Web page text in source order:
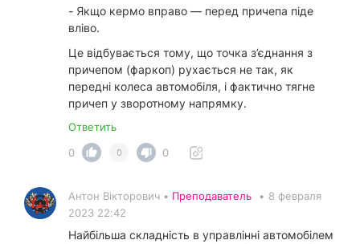
- Якщо кермо вправо — перед причепа піде
вліво.
Це відбувається тому, що точка з’єднання з
причепом (фаркоп) рухається не так, як
передні колеса автомобіля, і фактично тягне
причеп у зворотному напрямку.
Ответить
0
0 0
Антон Вікторович • Преподаватель • 8 февраля
2023 22:42
Найбільша складність в управлінні автомобілем